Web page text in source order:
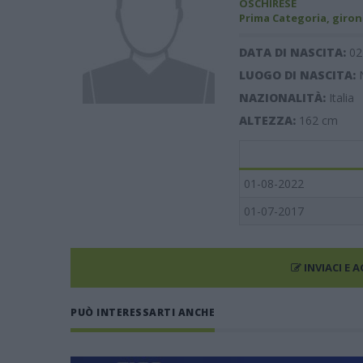
OSCHIRESE
Prima Categoria,
DATA DI NASCITA:
LUOGO DI NASCITA:
NAZIONALITÀ: Italia
ALTEZZA: 162cm
01-08-2022
01-07-2017
INVIACI E
PUÒ INTERESSARTI ANCHE